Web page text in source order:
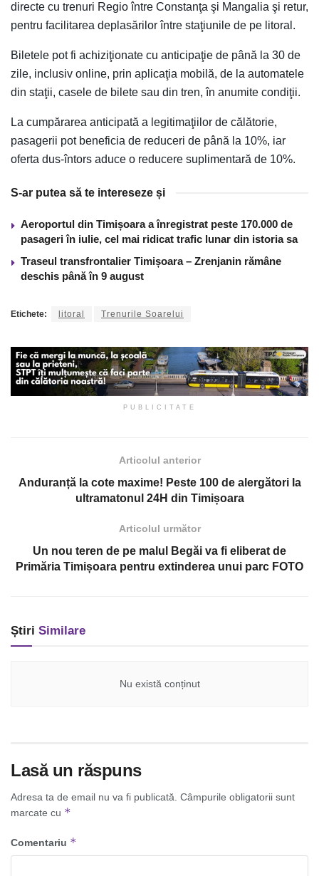
directe cu trenuri Regio între Constanţa şi Mangalia şi retur,
pentru facilitarea deplasărilor între staţiunile de pe litoral.
Biletele pot fi achiziţionate cu anticipaţie de până la 30 de
zile, inclusiv online, prin aplicaţia mobilă, de la automatele
din staţii, casele de bilete sau din tren, în anumite condiţii.
La cumpărarea anticipată a legitimaţiilor de călătorie,
pasagerii pot beneficia de reduceri de până la 10%, iar
oferta dus-întors aduce o reducere suplimentară de 10%.
S-ar putea să te intereseze și
Aeroportul din Timișoara a înregistrat peste 170.000 de
pasageri în iulie, cel mai ridicat trafic lunar din istoria sa
Traseul transfrontalier Timișoara – Zrenjanin rămâne
deschis până în 9 august
Etichete: litoral Trenurile Soarelui
PUBLICITATE
Articolul anterior
Anduranță la cote maxime! Peste 100 de alergători la
ultramatonul 24H din Timișoara
Articolul următor
Un nou teren de pe malul Begăi va fi eliberat de
Primăria Timișoara pentru extinderea unui parc FOTO
Știri Similare
Nu există conținut
Lasă un răspuns
Adresa ta de email nu va fi publicată. Câmpurile obligatorii sunt
marcate cu *
Comentariu *